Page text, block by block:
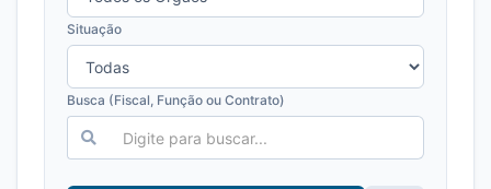
Situação
Busca (Fiscal, Função ou Contrato)